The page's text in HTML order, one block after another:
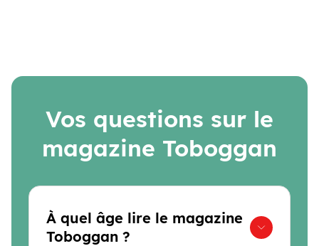
Vos questions sur le
magazine Toboggan
À quel âge lire le magazine
Toboggan ?